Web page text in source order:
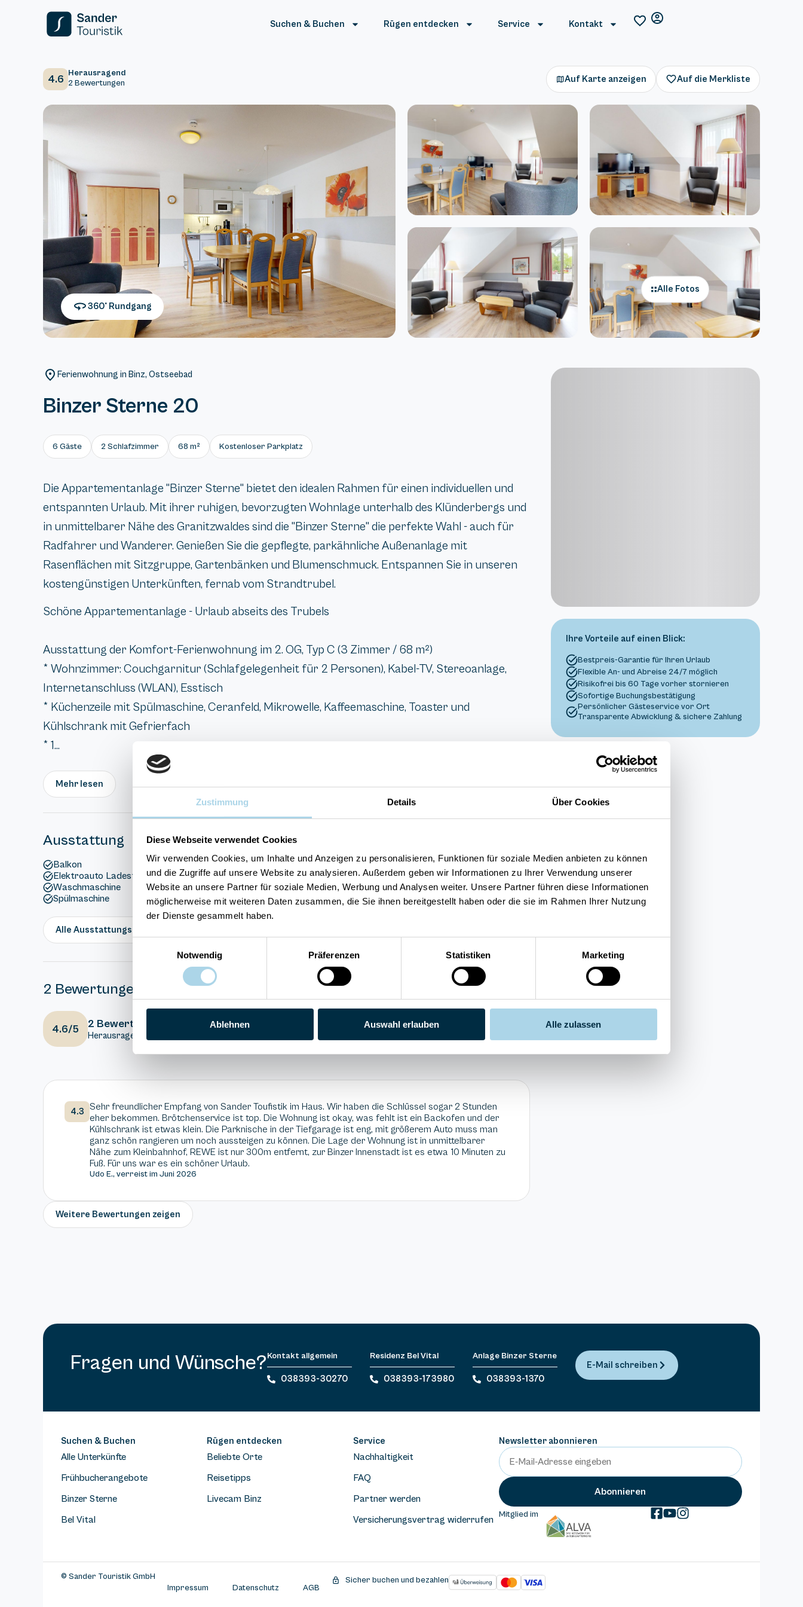
Zustimmung Details Über Cookies
Diese Webseite verwendet Cookies
Wir verwenden Cookies, um Inhalte und Anzeigen zu personalisieren, Funktionen für soziale Medien anbieten zu können
und die Zugriffe auf unsere Website zu analysieren. Außerdem geben wir Informationen zu Ihrer Verwendung unserer
Website an unsere Partner für soziale Medien, Werbung und Analysen weiter. Unsere Partner führen diese Informationen
möglicherweise mit weiteren Daten zusammen, die Sie ihnen bereitgestellt haben oder die sie im Rahmen Ihrer Nutzung
der Dienste gesammelt haben.
Einwilligungsauswahl
Notwendig
Präferenzen Statistiken Marketing
Ablehnen Auswahl erlauben Alle zulassen
Suchen & Buchen Rügen entdecken Service Kontakt
4.6 Herausragend
2 Bewertungen
Auf Karte anzeigen Auf die Merkliste
360° Rundgang
Alle Fotos
Ferienwohnung in Binz, Ostseebad
Binzer Sterne 20
6 Gäste 2 Schlafzimmer 68 m² Kostenloser Parkplatz
Die Appartementanlage "Binzer Sterne" bietet den idealen Rahmen für einen individuellen und
entspannten Urlaub. Mit ihrer ruhigen, bevorzugten Wohnlage unterhalb des Klünderbergs und
in unmittelbarer Nähe des Granitzwaldes sind die "Binzer Sterne" die perfekte Wahl - auch für
Radfahrer und Wanderer. Genießen Sie die gepflegte, parkähnliche Außenanlage mit
Rasenflächen mit Sitzgruppe, Gartenbänken und Blumenschmuck. Entspannen Sie in unseren
kostengünstigen Unterkünften, fernab vom Strandtrubel.
Schöne Appartementanlage - Urlaub abseits des Trubels
Ausstattung der Komfort-Ferienwohnung im 2. OG, Typ C (3 Zimmer / 68 m²)
* Wohnzimmer: Couchgarnitur (Schlafgelegenheit für 2 Personen), Kabel-TV, Stereoanlage,
Internetanschluss (WLAN), Esstisch
* Küchenzeile mit Spülmaschine, Ceranfeld, Mikrowelle, Kaffeemaschine, Toaster und
Kühlschrank mit Gefrierfach
* 1...
Mehr lesen
Ausstattung
Balkon
Sauna
Elektroauto Ladestation
eBike Ladestation
Waschmaschine
Privatparkplatz
Spülmaschine
WLAN
Alle Ausstattungsmerkmale anzeigen
2 Bewertungen
4.6/5 2 Bewertungen
Herausragend 4 Gesamteindruck 4 Weiterempfehlung
4.3
Sehr freundlicher Empfang von Sander Toufistik im Haus. Wir haben die Schlüssel sogar 2 Stunden
eher bekommen. Brötchenservice ist top. Die Wohnung ist okay, was fehlt ist ein Backofen und der
Kühlschrank ist etwas klein. Die Parknische in der Tiefgarage ist eng, mit größerem Auto muss man
ganz schön rangieren um noch aussteigen zu können. Die Lage der Wohnung ist in unmittelbarer
Nähe zum Kleinbahnhof, REWE ist nur 300m entfernt, zur Binzer Innenstadt ist es etwa 10 Minuten zu
Fuß. Für uns war es ein schöner Urlaub.
Udo E., verreist im Juni 2026
Weitere Bewertungen zeigen
Ihre Vorteile auf einen Blick:
Bestpreis-Garantie für Ihren Urlaub
Flexible An- und Abreise 24/7 möglich
Risikofrei bis 60 Tage vorher stornieren
Sofortige Buchungsbestätigung
Persönlicher Gästeservice vor Ort
Transparente Abwicklung & sichere Zahlung
Fragen und Wünsche?Kontakt allgemein
038393-30270
Residenz Bel Vital
038393-173980
Anlage Binzer Sterne
038393-1370
E-Mail schreiben
Suchen & Buchen
Alle Unterkünfte
Frühbucherangebote
Binzer Sterne
Bel Vital
Rügen entdecken
Beliebte Orte
Reisetipps
Livecam Binz
Service
Nachhaltigkeit
FAQ
Partner werden
Versicherungsvertrag widerrufen
Newsletter abonnieren
Mitglied im
© Sander Touristik GmbH
Impressum
Datenschutz AGB
Sicher buchen und bezahlen